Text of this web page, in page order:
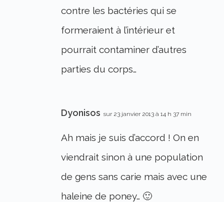
contre les bactéries qui se
formeraient à l’intérieur et
pourrait contaminer d’autres
parties du corps…
Dyonisos sur 23 janvier 2013 à 14 h 37 min
Ah mais je suis d’accord ! On en
viendrait sinon à une population
de gens sans carie mais avec une
haleine de poney… 🙂